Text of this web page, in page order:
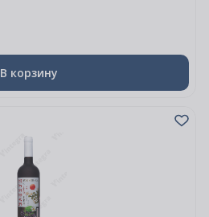
В корзину